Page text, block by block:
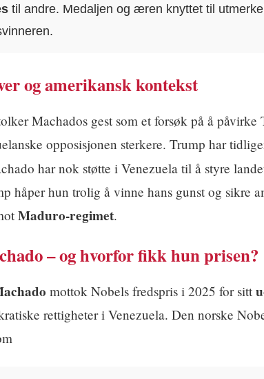
til andre. Medaljen og æren knyttet til
og amerikansk kontekst
Machados gest som et forsøk på å påvirke
opposisjonen sterkere. Trump har
har nok støtte i Venezuela til å styre
håper hun trolig å vinne hans gunst og sikre
Maduro-regimet.
– og hvorfor fikk hun prisen?
mottok Nobels fredspris i 2025 for sitt
rettigheter i Venezuela. Den norske